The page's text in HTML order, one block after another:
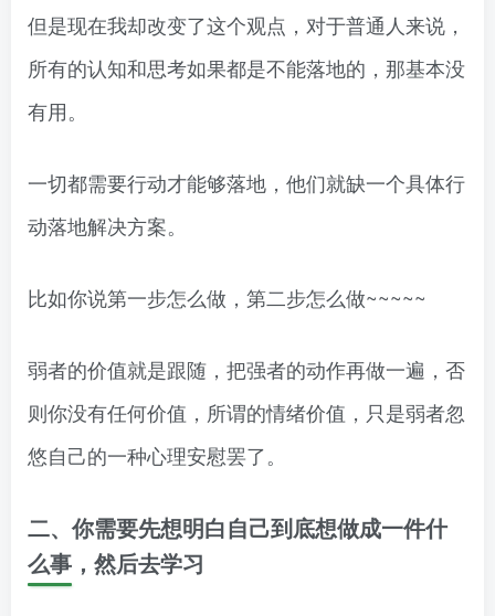
但是现在我却改变了这个观点，对于普通人来说，
所有的认知和思考如果都是不能落地的，那基本没
有用。
一切都需要行动才能够落地，他们就缺一个具体行
动落地解决方案。
比如你说第一步怎么做，第二步怎么做~~~~~
弱者的价值就是跟随，把强者的动作再做一遍，否
则你没有任何价值，所谓的情绪价值，只是弱者忽
悠自己的一种心理安慰罢了。
二、你需要先想明白自己到底想做成一件什
么事，然后去学习